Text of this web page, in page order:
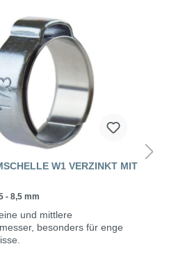
W1 VERZINKT MIT
- 8,5 mm
und mittlere
besonders für enge